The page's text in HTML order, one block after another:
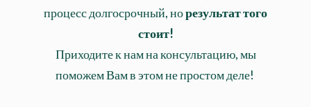
процесс долгосрочный, норезультат того
стоит!
Приходите к нам на консультацию, мы
поможем Вам в этом не простом деле!